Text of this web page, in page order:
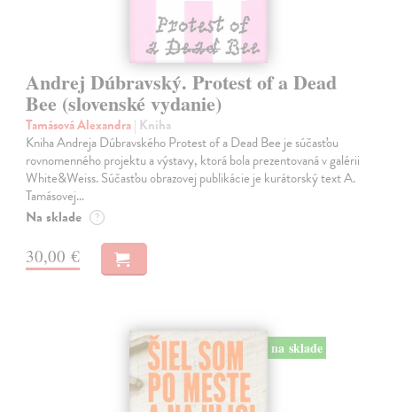
Andrej Dúbravský. Protest of a Dead
Bee (slovenské vydanie)
Tamásová Alexandra| Kniha
Kniha Andreja Dúbravského Protest of a Dead Bee je súčasťou
rovnomenného projektu a výstavy, ktorá bola prezentovaná v galérii
White&Weiss. Súčasťou obrazovej publikácie je kurátorský text A.
Tamásovej…
Na sklade ?
30,00 €
na sklade